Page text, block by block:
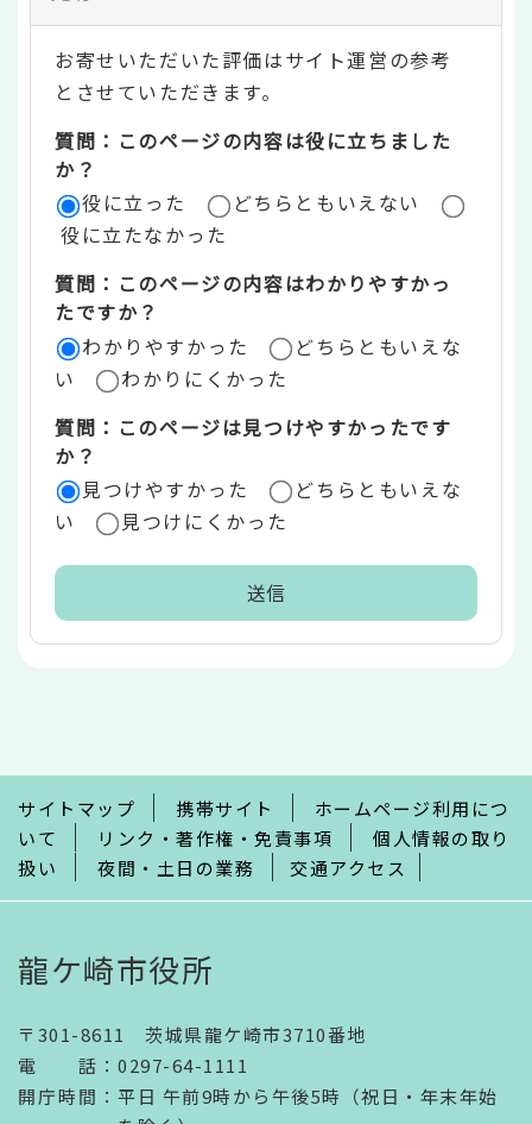
テ
ン
ツ
評
価
リ
ア
お寄せいただいた評価はサイト運営の参考
とさせていただきます。
質問：このページの内容は役に立ちました
か？
役に立った
どちらともいえない
役に立たなかった
質問：このページの内容はわかりやすかっ
たですか？
わかりやすかった
どちらともいえな
い
わかりにくかった
質問：このページは見つけやすかったです
か？
見つけやすかった
どちらともいえな
い
見つけにくかった
で
サイトマップ 携帯サイト
ホームページ利用につ
いて
リンク・著作権・免責事項
個人情報の取り
扱い
夜間・土日の業務 交通アクセス
龍ケ崎市役所
〒301-8611 茨城県龍ケ崎市3710番地
電話 ： 0297-64-1111
開庁時間 ： 平日 午前9時から午後5時（祝日・年末年始